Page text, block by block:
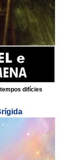
difícies